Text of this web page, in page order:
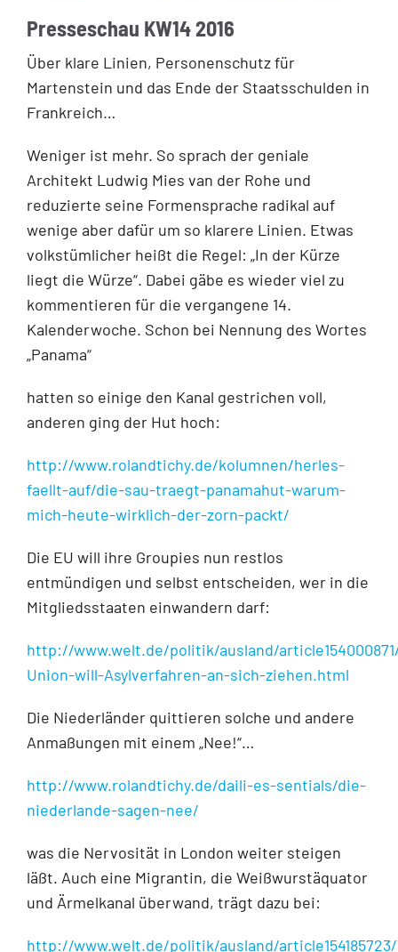
Presseschau KW14 2016
Über klare Linien, Personenschutz für
Martenstein und das Ende der Staatsschulden in
Frankreich…
Weniger ist mehr. So sprach der geniale
Architekt Ludwig Mies van der Rohe und
reduzierte seine Formensprache radikal auf
wenige aber dafür um so klarere Linien. Etwas
volkstümlicher heißt die Regel: „In der Kürze
liegt die Würze“. Dabei gäbe es wieder viel zu
kommentieren für die vergangene 14.
Kalenderwoche. Schon bei Nennung des Wortes
„Panama“
hatten so einige den Kanal gestrichen voll,
anderen ging der Hut hoch:
http://www.rolandtichy.de/kolumnen/herles-
faellt-auf/die-sau-traegt-panamahut-warum-
mich-heute-wirklich-der-zorn-packt/
Die EU will ihre Groupies nun restlos
entmündigen und selbst entscheiden, wer in die
Mitgliedsstaaten einwandern darf:
http://www.welt.de/politik/ausland/
Union-will-Asylverfahren-an-sich-ziehen.html
Die Niederländer quittieren solche und andere
Anmaßungen mit einem „Nee!“…
http://www.rolandtichy.de/daili-es-sentials/die-
niederlande-sagen-nee/
was die Nervosität in London weiter steigen
läßt. Auch eine Migrantin, die Weißwurstäquator
und Ärmelkanal überwand, trägt dazu bei:
http://www.welt.de/politik/ausland/